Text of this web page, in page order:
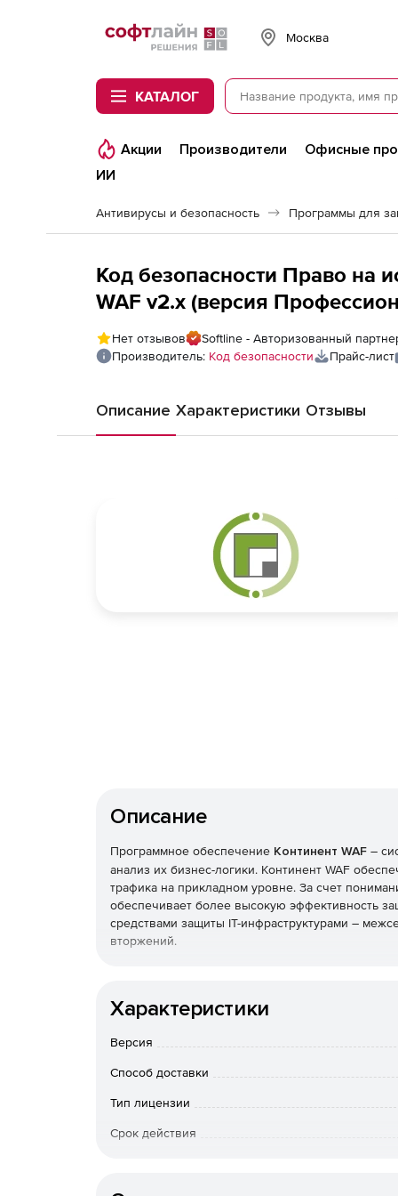
Softline
Москва
КАТАЛОГ
Акции Производители Офисные
ИИ
Антивирусы и безопасность Программы для
Код безопасности Право на
WAF v2.x (версия
1000 RPS
Нет отзывов
Softline - Авторизованный
Производитель: Код безопасности Прайс-лист
Описание Характеристики Отзывы
Описание
Программное обеспечение Континент WAF –
анализ их бизнес-логики. Континент WAF
трафика на прикладном уровне. За счет
обеспечивает более высокую эффективность
средствами защиты IТ-инфраструктурами –
вторжений.
Гибкая настройка моделей работы
Валидация протокола HTTP.
Определение бизнес-логики приложения.
Характеристики
Версия
Способ доставки
Тип лицензии
Срок действия